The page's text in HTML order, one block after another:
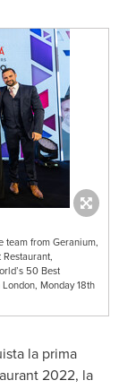
team from Geranium,
50 Best
Monday 18th
la prima
2022, la